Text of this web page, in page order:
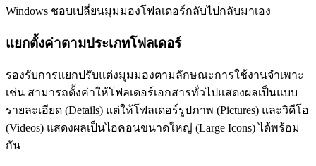
Windows ชอบเปลี่ยนมุมมองโฟลเดอร์กลับไปกลับมาเอง
แยกตั้งค่าตามประเภทโฟลเดอร์
รองรับการแยกปรับแต่งมุมมองตามลักษณะการใช้งานจำเพาะ
เช่น สามารถตั้งค่าให้โฟลเดอร์เอกสารทั่วไปแสดงผลเป็นแบบ
รายละเอียด (Details) แต่ให้โฟลเดอร์รูปภาพ (Pictures) และวิดีโอ
(Videos) แสดงผลเป็นไอคอนขนาดใหญ่ (Large Icons) ได้พร้อม
กัน